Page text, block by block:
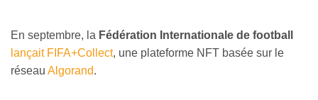
En septembre, la Fédération Internationale de football
lançait FIFA+Collect, une plateforme NFT basée sur le
réseau Algorand.